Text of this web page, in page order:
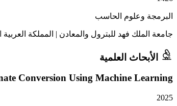
البرمجة وعلوم الحاسب
جامعة الملك فهد للبترول والمعادن | المملكة
الأبحاث العلمية
Conversion Using Machine Learning
2025